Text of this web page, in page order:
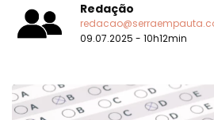
Redação
09.07.2025 - 10h12min